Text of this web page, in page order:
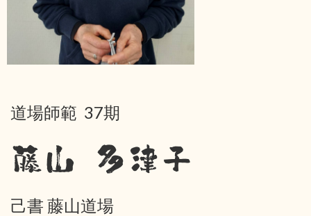
道場師範 37期
藤山 多津子
己書 藤山道場